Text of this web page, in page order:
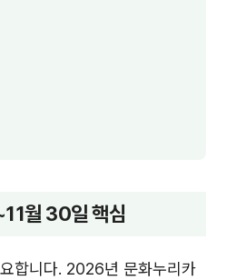
월 30일 핵심
합니다. 2026년 문화누리카